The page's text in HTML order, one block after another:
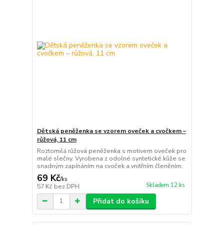
Dětská peněženka se vzorem oveček a cvočkem –
růžová, 11 cm
Roztomilá růžová peněženka s motivem oveček pro
malé slečny. Vyrobena z odolné syntetické kůže se
snadným zapínáním na cvoček a vnitřním členěním.
69 Kč/ks
57 Kč bez DPH Skladem 12 ks
Přidat do košíku